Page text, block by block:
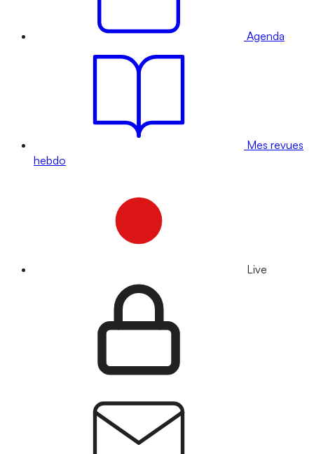
Agenda
Mes revues
hebdo
Live